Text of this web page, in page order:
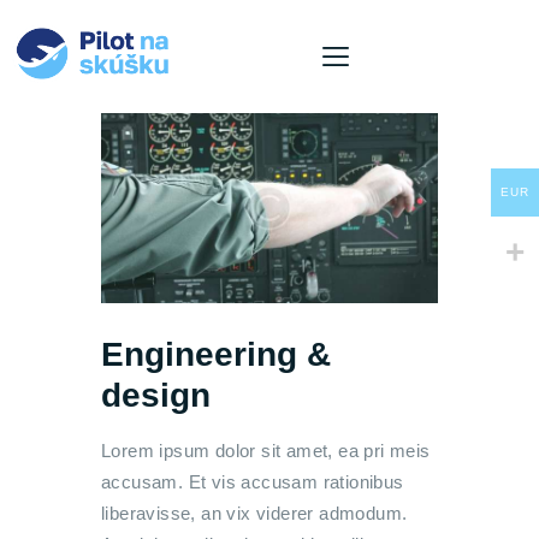
O nás
Ponuka letov
Naše lietadla
Pre firmy
Kontakt
Košík
Jazyk
Engineering &
design
Lorem ipsum dolor sit amet, ea pri meis
accusam. Et vis accusam rationibus
liberavisse, an vix viderer admodum.
EUR